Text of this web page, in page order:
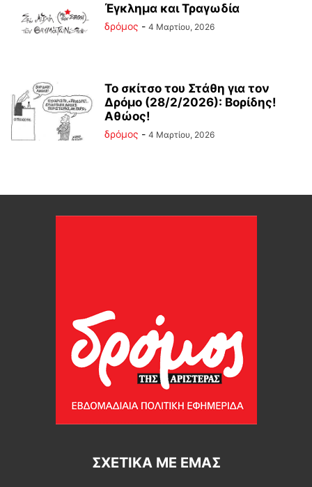
Έγκλημα και Τραγωδία
δρόμος - 4 Μαρτίου, 2026
Το σκίτσο του Στάθη για τον
Δρόμο (28/2/2026): Βορίδης!
Αθώος!
δρόμος - 4 Μαρτίου, 2026
ΣΧΕΤΙΚΆ ΜΕ ΕΜΆΣ